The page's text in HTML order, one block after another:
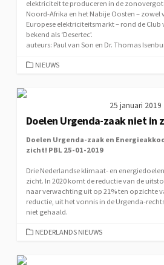
elektriciteit te produceren in de
Noord-Afrika en het Nabije Oosten –
Europese elektriciteitsmarkt – rond de Club
bekend als ‘Desertec’.
auteurs: Paul van Son en Dr. Thomas
CATEGORIEËN
NIEUWS
25 januari 2019
Doelen Urgenda-zaak niet in
Doelen Urgenda-zaak en
zicht! PBL 25-01-2019
Drie Nederlandse klimaat- en
zicht. In 2020 komt de reductie van de
naar verwachting uit op 21% ten opzichte
reductie, uit het vonnis in de Urgenda-
niet gehaald.
CATEGORIEËN
NEDERLANDS NIEUWS